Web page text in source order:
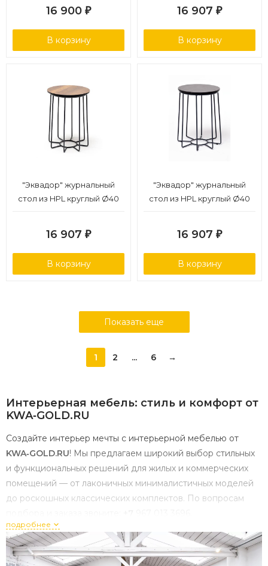
16 900 ₽
В корзину
"дуб"
16 907 ₽
В корзину
"Эквадор" журнальный
стол из HPL круглый Ø40
столешницы "дуб"
16 907 ₽
В корзину
"Эквадор" журнальный
стол из HPL круглый Ø40
цвет столешницы "серый
гранит"
16 907 ₽
В корзину
Показать еще
1 2 ... 6 →
Интерьерная мебель: стиль и комфорт от
KWA‑GOLD.RU
Создайте интерьер мечты с интерьерной мебелью от
KWA‑GOLD.RU! Мы предлагаем широкий выбор стильных
и функциональных решений для жилых и коммерческих
помещений — от лаконичных минималистичных моделей
до роскошных классических комплектов. По вопросам
Почемуважно грамотновыбратьинтерьерную
мебель?
подробнее